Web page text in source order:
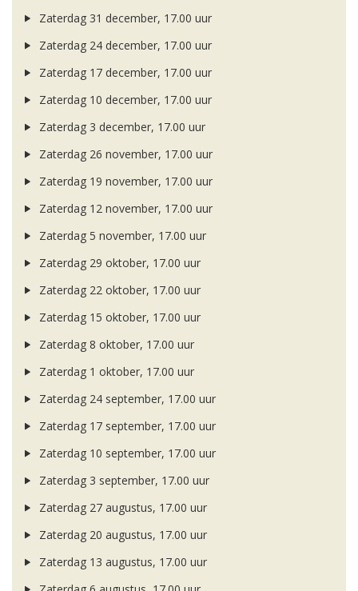
Zaterdag 31 december, 17.00 uur
Zaterdag 24 december, 17.00 uur
Zaterdag 17 december, 17.00 uur
Zaterdag 10 december, 17.00 uur
Zaterdag 3 december, 17.00 uur
Zaterdag 26 november, 17.00 uur
Zaterdag 19 november, 17.00 uur
Zaterdag 12 november, 17.00 uur
Zaterdag 5 november, 17.00 uur
Zaterdag 29 oktober, 17.00 uur
Zaterdag 22 oktober, 17.00 uur
Zaterdag 15 oktober, 17.00 uur
Zaterdag 8 oktober, 17.00 uur
Zaterdag 1 oktober, 17.00 uur
Zaterdag 24 september, 17.00 uur
Zaterdag 17 september, 17.00 uur
Zaterdag 10 september, 17.00 uur
Zaterdag 3 september, 17.00 uur
Zaterdag 27 augustus, 17.00 uur
Zaterdag 20 augustus, 17.00 uur
Zaterdag 13 augustus, 17.00 uur